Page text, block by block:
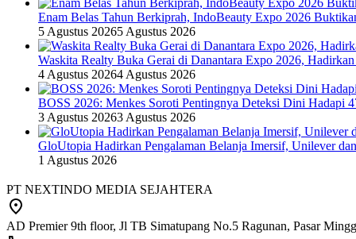
Enam Belas Tahun Berkiprah, IndoBeauty Expo 2026
5 Agustus 20265 Agustus 2026
Waskita Realty Buka Gerai di Danantara Expo 2026,
4 Agustus 20264 Agustus 2026
BOSS 2026: Menkes Soroti Pentingnya Deteksi Dini Hadapi
3 Agustus 20263 Agustus 2026
GloUtopia Hadirkan Pengalaman Belanja Imersif, Unilever
1 Agustus 2026
PT NEXTINDO MEDIA SEJAHTERA
AD Premier 9th floor, Jl TB Simatupang No.5 Ragunan, Pasar